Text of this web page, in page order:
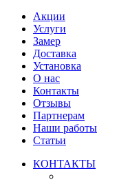
Акции
Услуги
Замер
Доставка
Установка
О нас
Контакты
Отзывы
Партнерам
Наши работы
Статьи
КОНТАКТЫ